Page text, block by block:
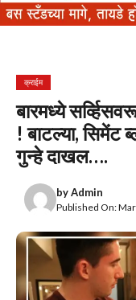
क्राईम
बारमध्ये
! बाटल्या, सिमेंट
गुन्हे दाखल….
byAdmin
Published On: